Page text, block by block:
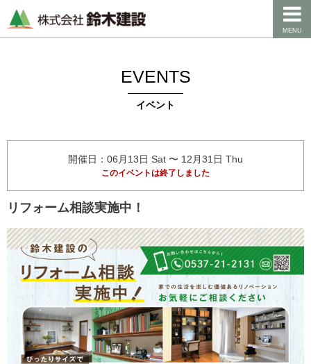
MENU
EVENTS
イベント
開催日：06月13日 Sat 〜 12月31日 Thu
このイベントは終了しました
リフォーム相談実施中！